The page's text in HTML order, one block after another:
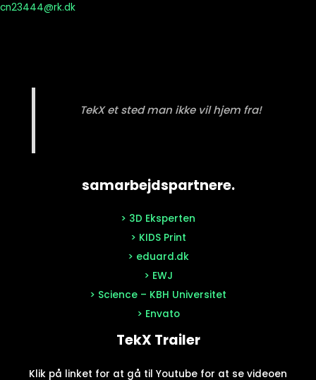
cn23444@rk.dk
TekX et sted man ikke vil hjem fra!
samarbejdspartnere.
> 3D Eksperten
> KIDS Print
> eduard.dk
> EWJ
> Science – KBH Universitet
> Envato
TekX Trailer
Klik på linket for at gå til Youtube for at se videoen